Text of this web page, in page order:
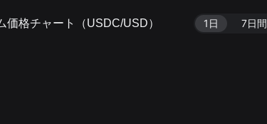
格チャート（USDC/USD） 1日 7日間